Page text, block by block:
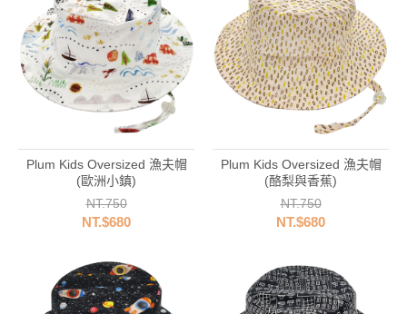
Plum Kids Oversized 漁夫帽
(歐洲小鎮)
NT.750
NT.$680
Plum Kids Oversized 漁夫帽
(酪梨與香蕉)
NT.750
NT.$680